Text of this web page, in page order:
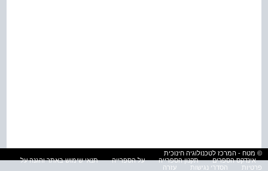
© מטח - המרכז לטכנולוגיה חינוכית
אינדקס הספרים
תקנון הספרייה על הספרייה
תנאי שימוש באתר והגנה על
פרטיות
הסדרי נגישות עזרה